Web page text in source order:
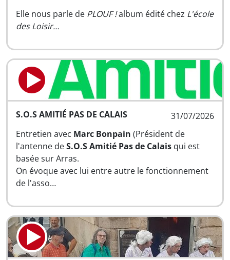
Elle nous parle de PLOUF !album édité chez L'école
des Loisir…
31/07/2026
S.O.S AMITIÉ PAS DE CALAIS
Entretien avec Marc Bonpain (Président de
l'antenne deS.O.S Amitié Pas de Calais qui est
basée sur Arras.
On évoque avec lui entre autre le fonctionnement
de l'asso…